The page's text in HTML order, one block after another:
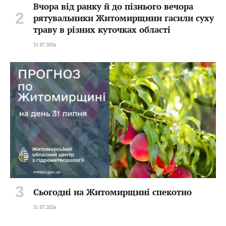
Вчора від ранку й до пізнього вечора
рятувальники Житомирщини гасили суху
траву в різних куточках області
31.07.2026
Сьогодні на Житомирщині спекотно
31.07.2026